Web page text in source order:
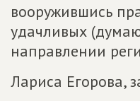
вооружившись
удачливых
направлении
Лариса Егорова,